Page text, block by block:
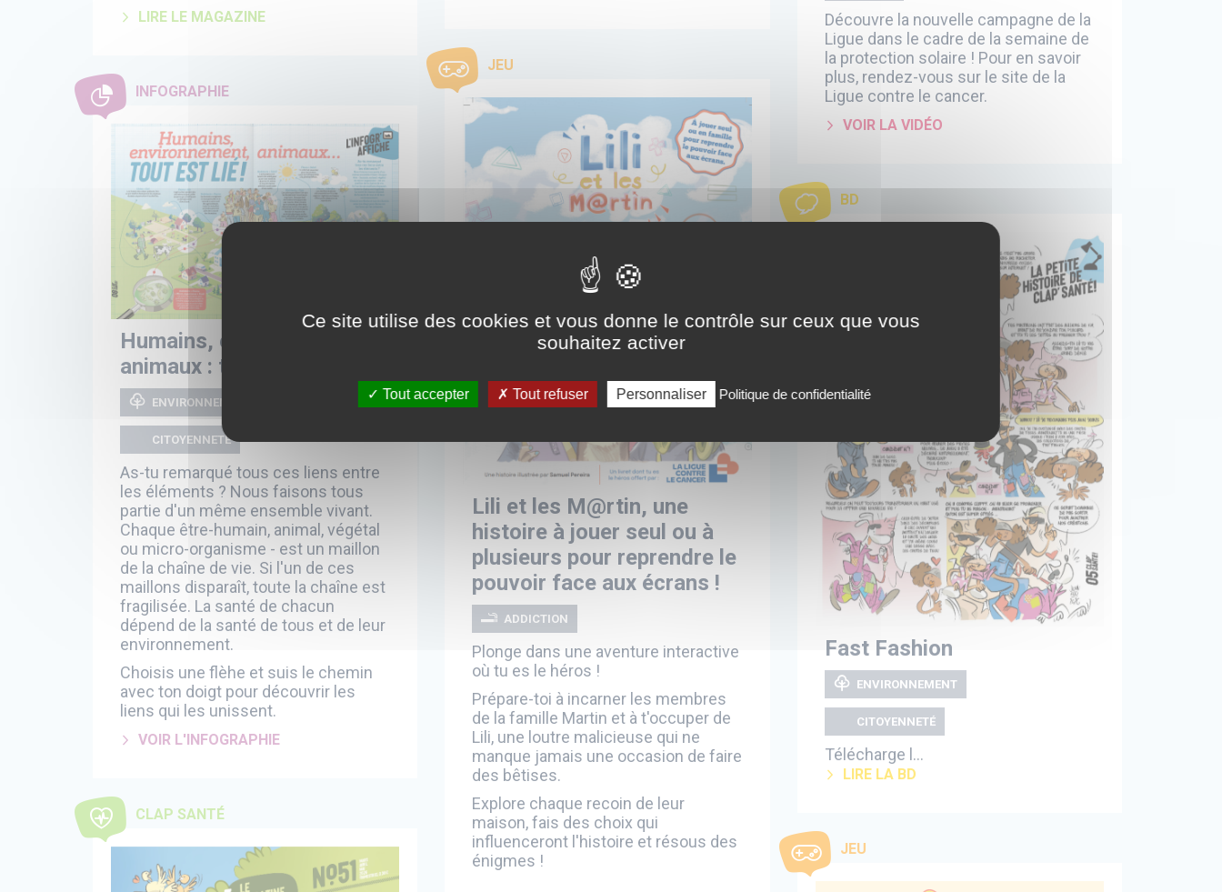
LIRE LE MAGAZINE
Découvre la nouvelle campagne de la
Ligue dans le cadre de la semaine de
la protection solaire ! Pour en savoir
plus, rendez-vous sur le site de la
Ligue contre le cancer.
VOIR LA VIDÉO
JEU
Lili et les M@rtin, une
histoire à jouer seul ou à
plusieurs pour reprendre le
pouvoir face aux écrans !
ADDICTION
Plonge dans une aventure interactive
où tu es le héros !
Prépare-toi à incarner les membres
de la famille Martin et à t'occuper de
Lili, une loutre malicieuse qui ne
manque jamais une occasion de faire
des bêtises.
Explore chaque recoin de leur
maison, fais des choix qui
influenceront l'histoire et résous des
énigmes !
INFOGRAPHIE
Humains, environnement,
animaux : tout est lié !
ENVIRONNEMENT
CITOYENNETÉ
As-tu remarqué tous ces liens entre
les éléments ? Nous faisons tous
partie d'un même ensemble vivant.
Chaque être-humain, animal, végétal
ou micro-organisme - est un maillon
de la chaîne de vie. Si l'un de ces
maillons disparaît, toute la chaîne est
fragilisée. La santé de chacun
dépend de la santé de tous et de leur
environnement.
Choisis une flèhe et suis le chemin
avec ton doigt pour découvrir les
liens qui les unissent.
VOIR L'INFOGRAPHIE
BD
Fast Fashion
ENVIRONNEMENT
CITOYENNETÉ
Télécharge l...
LIRE LA BD
CLAP SANTÉ
JEU
Ce site utilise des cookies et vous donne le contrôle sur ceux que vous
souhaitez activer
Tout accepter Tout refuser Personnaliser Politique de confidentialité